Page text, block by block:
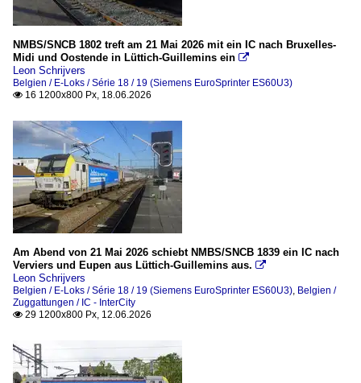
NMBS/SNCB 1802 treft am 21 Mai 2026 mit ein IC nach Bruxelles-
Midi und Oostende in Lüttich-Guillemins ein 
Leon Schrijvers
Belgien / E-Loks / Série 18 / 19 (Siemens EuroSprinter ES60U3)
 16 1200x800 Px, 18.06.2026
Am Abend von 21 Mai 2026 schiebt NMBS/SNCB 1839 ein IC nach
Verviers und Eupen aus Lüttich-Guillemins aus. 
Leon Schrijvers
Belgien / E-Loks / Série 18 / 19 (Siemens EuroSprinter ES60U3), Belgien /
Zuggattungen / IC - InterCity
 29 1200x800 Px, 12.06.2026